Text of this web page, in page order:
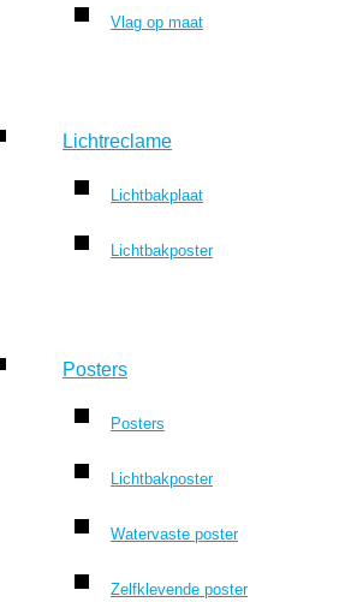
Vlag op maat
Lichtreclame
Lichtbakplaat
Lichtbakposter
Posters
Posters
Lichtbakposter
Watervaste poster
Zelfklevende poster